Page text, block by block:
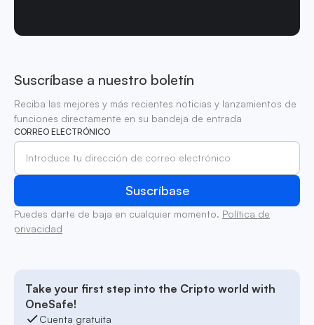
Suscríbase a nuestro boletín
Reciba las mejores y más recientes noticias y lanzamientos de
funciones directamente en su bandeja de entrada
CORREO ELECTRÓNICO
Puedes darte de baja en cualquier momento. Política de
privacidad
Take your first step into the Cripto world with
OneSafe!
Cuenta gratuita